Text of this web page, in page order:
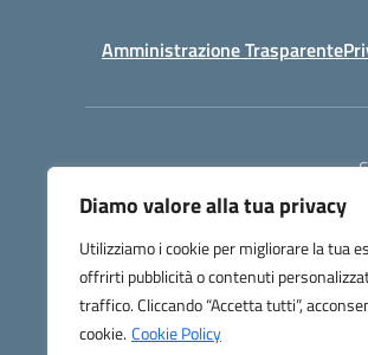
Diamo valore alla tua privacy
Utilizziamo i cookie per migliorare la tua
offrirti pubblicità o contenuti
traffico. Cliccando “Accetta tutti”,
cookie. Cookie Policy
Amministrazione Trasparente